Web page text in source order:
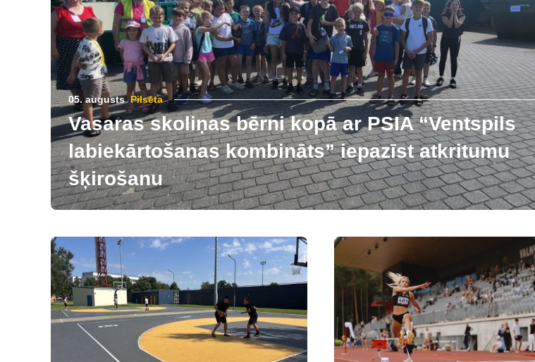
05. augusts Pilsēta
Vasaras skoliņas bērni kopā ar PSIA “Ventspils
labiekārtošanas kombināts” iepazīst atkritumu
šķirošanu